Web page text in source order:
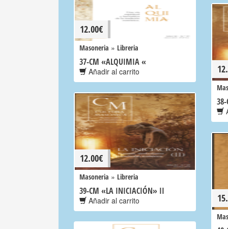
12.00€
Masoneria » Libreria
37-CM «ALQUIMIA «
Añadir al carrito
12.00€
Masoneria » Libreria
39-CM «LA INICIACIÓN» II
Añadir al carrito